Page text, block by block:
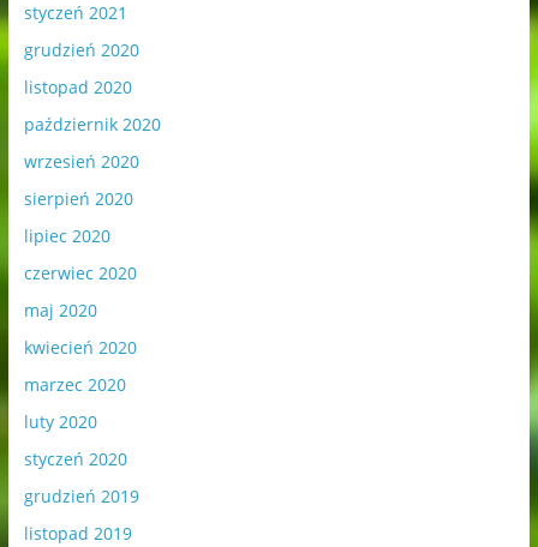
styczeń 2021
grudzień 2020
listopad 2020
październik 2020
wrzesień 2020
sierpień 2020
lipiec 2020
czerwiec 2020
maj 2020
kwiecień 2020
marzec 2020
luty 2020
styczeń 2020
grudzień 2019
listopad 2019